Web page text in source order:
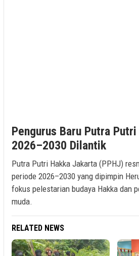
Pengurus Baru Putra
2026–2030 Dilantik
Putra Putri Hakka Jakarta (PPHJ)
periode 2026–2030 yang dipimpin
fokus pelestarian budaya Hakka dan
muda.
RELATED NEWS